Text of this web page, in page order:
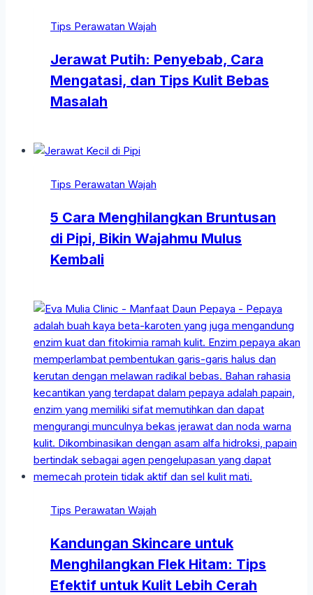
Tips Perawatan Wajah
Jerawat Putih: Penyebab, Cara
Mengatasi, dan Tips Kulit Bebas
Masalah
Tips Perawatan Wajah
5 Cara Menghilangkan Bruntusan
di Pipi, Bikin Wajahmu Mulus
Kembali
Tips Perawatan Wajah
Kandungan Skincare untuk
Menghilangkan Flek Hitam: Tips
Efektif untuk Kulit Lebih Cerah